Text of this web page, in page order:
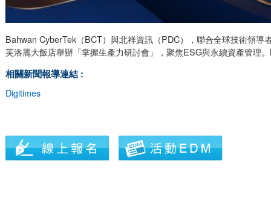
Bahwan CyberTek（BCT）與北祥資訊（PDC），聯合全球技術領導
芙洛麗大飯店舉辦「掌握生產力研討會」，聚焦ESG與永續資產管理
相關新聞報導連結 :
Digitimes